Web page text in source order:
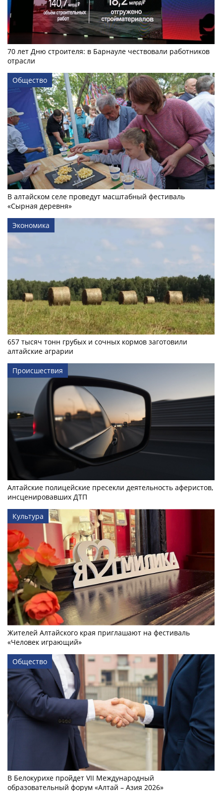
70 лет Дню строителя: в Барнауле чествовали работников
отрасли
Общество
В алтайском селе проведут масштабный фестиваль
«Сырная деревня»
Экономика
657 тысяч тонн грубых и сочных кормов заготовили
алтайские аграрии
Происшествия
Алтайские полицейские пресекли деятельность аферистов,
инсценировавших ДТП
Культура
Жителей Алтайского края приглашают на фестиваль
«Человек играющий»
Общество
В Белокурихе пройдет VII Международный
образовательный форум «Алтай – Азия 2026»